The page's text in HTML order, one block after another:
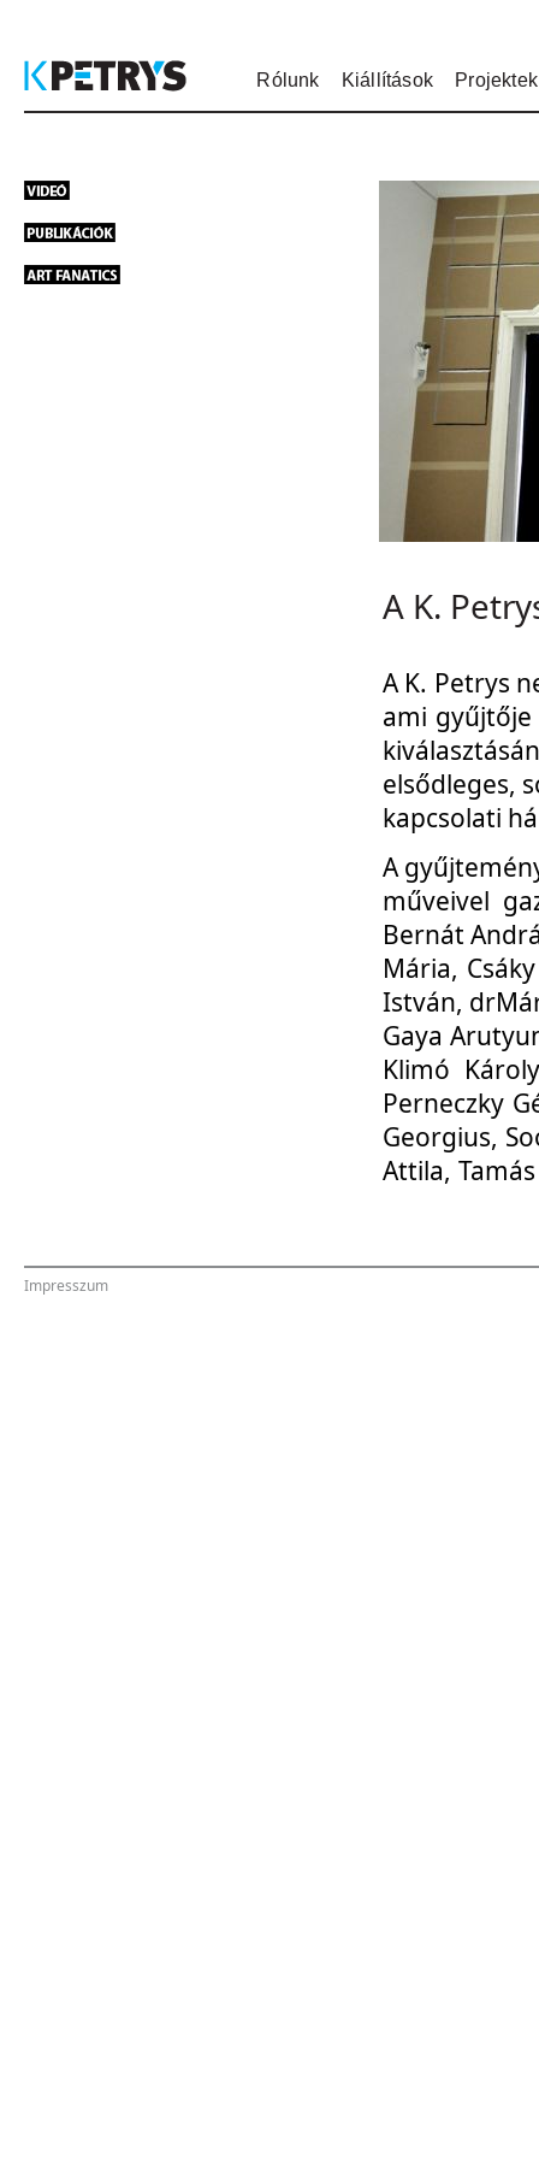
Rólunk Kiállítások Projektek
A K.
A K. Petrys
ami gyűjtője
elsődleges,
kapcsolati
A
műveivel
Bernát
Mária,
István,
Gaya
Klimó
Perneczky
Georgius,
Attila,
Impresszum